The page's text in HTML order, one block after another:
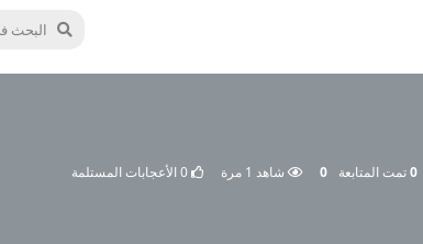
0تمت المتابعة 0 شاهد 1 مرة 0 الأعجابات المستلمة